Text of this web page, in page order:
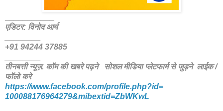
एडिटर: विनोद आर्य
+91 94244 37885
तीनबत्ती न्यूज़. कॉम की खबरे पढ़नेसोशल मीडिया प्लेटफार्म से जुड़ने लाईक /
फॉलो करे
https://www.facebook.com/profile.php?id=
100088176964279&mibextid=ZbWKwL